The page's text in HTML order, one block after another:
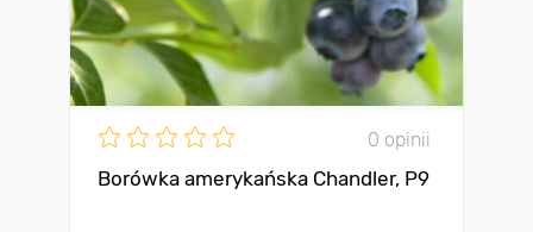
0 opinii
Borówka amerykańska Chandler, P9